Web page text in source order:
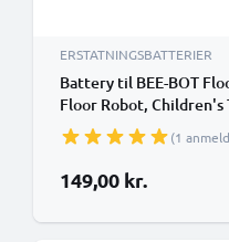
ERSTATNINGSBATTERIER
Battery til BEE-BOT
Floor Robot, Children's
(1
149,00 kr.